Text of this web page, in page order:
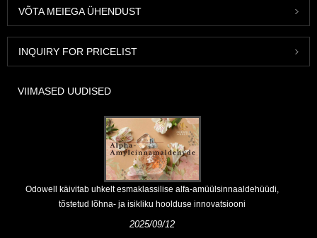
VÕTA MEIEGA ÜHENDUST
INQUIRY FOR PRICELIST
VIIMASED UUDISED
Odowell käivitab uhkelt esmaklassilise alfa-amüülsinnaaldehüüdi,
tõstetud lõhna- ja isikliku hoolduse innovatsiooni
2025/09/12